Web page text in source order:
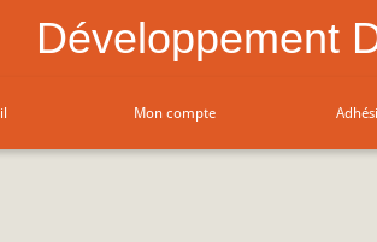
Développement
Mon compte